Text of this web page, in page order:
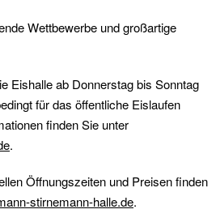
Wettbewerbe und großartige
Eishalle ab Donnerstag bis Sonntag
für das öffentliche Eislaufen
finden Sie unter
.
Öffnungszeiten und Preisen finden
stirnemann-halle.de.